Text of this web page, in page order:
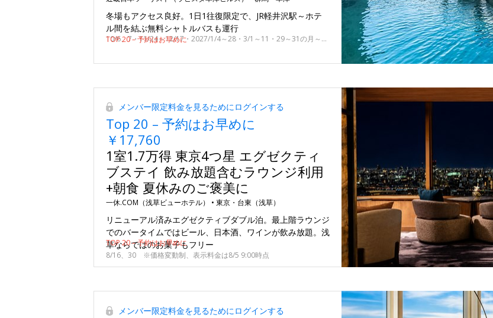
冬場もアクセス良好。1日1往復限定で、JR軽井沢駅～ホテ
ル間を結ぶ無料シャトルバスも運行
10/6、7・11/24～12/17・2027/1/4～28・3/1～11・29～31の月～木曜の指定日
TOP 20 – 予約はお早めに
メンバー限定料金を見るためにログインする
Top 20 – 予約はお早めに
￥17,760
1室1.7万得 東京4つ星 エグゼクティ
ブステイ 飲み放題含むラウンジ利用
+朝食 夏休みのご褒美に
一休.COM（浅草ビューホテル） • 東京・台東（浅草）
リニューアル済みエグゼクティブダブル泊。最上階ラウンジ
でのバータイムではビール、日本酒、ワインが飲み放題。浅
草ならではのお菓子もフリー
8/16、30 ※価格変動制、表示料金は8/5 9:00時点
TOP 20 – 予約はお早めに
メンバー限定料金を見るためにログインする